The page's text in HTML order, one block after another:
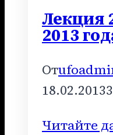
Лекция
2013
От
18.02.2013
Читайте